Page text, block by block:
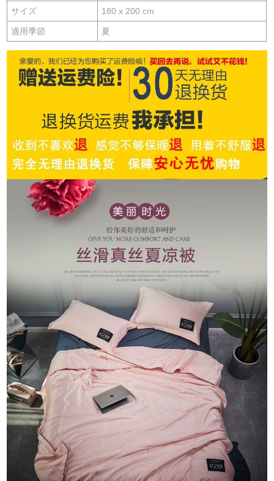
サイズ 180 x 200 cm
適用季節 夏